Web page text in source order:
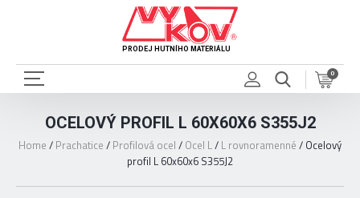
PRODEJ HUTNÍHO MATERIÁLU
0
OCELOVÝ PROFIL L 60X60X6 S355J2
Home / Prachatice / Profilová ocel / Ocel L/ L rovnoramenné / Ocelový
profil L 60x60x6 S355J2